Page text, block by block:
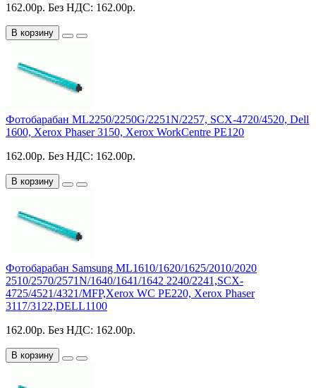
162.00р. Без НДС: 162.00р.
В корзину
Фотобарабан ML2250/2250G/2251N/2257, SCX-4720/4520, Dell
1600, Xerox Phaser 3150, Xerox WorkCentre PE120
162.00р. Без НДС: 162.00р.
В корзину
Фотобарабан Samsung ML1610/1620/1625/2010/2020
2510/2570/2571N/1640/1641/1642 2240/2241,SCX-
4725/4521/4321/MFP,Xerox WC PE220, Xerox Phaser
3117/3122,DELL1100
162.00р. Без НДС: 162.00р.
В корзину